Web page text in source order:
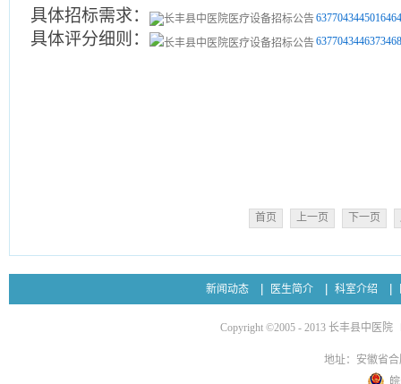
具体招标需求：
具体评分细则：
首页 上一页 下一页
新闻动态 医生简介 科室介绍
Copyright ©2005 - 2013 长丰县中医院
地址：安徽省